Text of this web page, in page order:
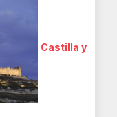
Castilla y